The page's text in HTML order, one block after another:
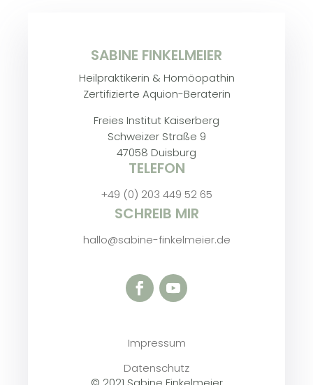
SABINE FINKELMEIER
Heilpraktikerin & Homöopathin
Zertifizierte Aquion-Beraterin
Freies Institut Kaiserberg
Schweizer Straße 9
47058 Duisburg
TELEFON
+49 (0) 203 449 52 65
SCHREIB MIR
hallo@sabine-finkelmeier.de
Impressum
Datenschutz